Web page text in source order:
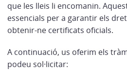
que les lleis li encomanin.
essencials per a garantir els
obtenir-ne certificats oficials.
A continuació, us oferim els
podeu sol·licitar: